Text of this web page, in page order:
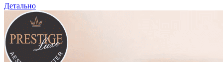
Детально